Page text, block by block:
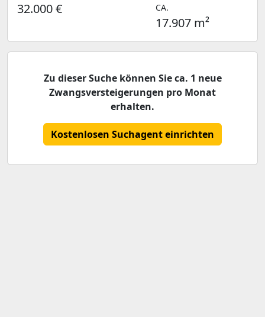
32.000 €
A.
17.907 m²
Zu dieser Suche können Sie ca. 1 neue
Zwangsversteigerungen pro Monat
erhalten.
Kostenlosen Suchagent einrichten